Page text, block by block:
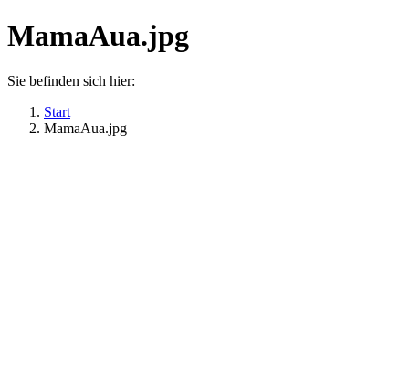
MamaAua.jpg
Sie befinden sich hier:
Start
MamaAua.jpg